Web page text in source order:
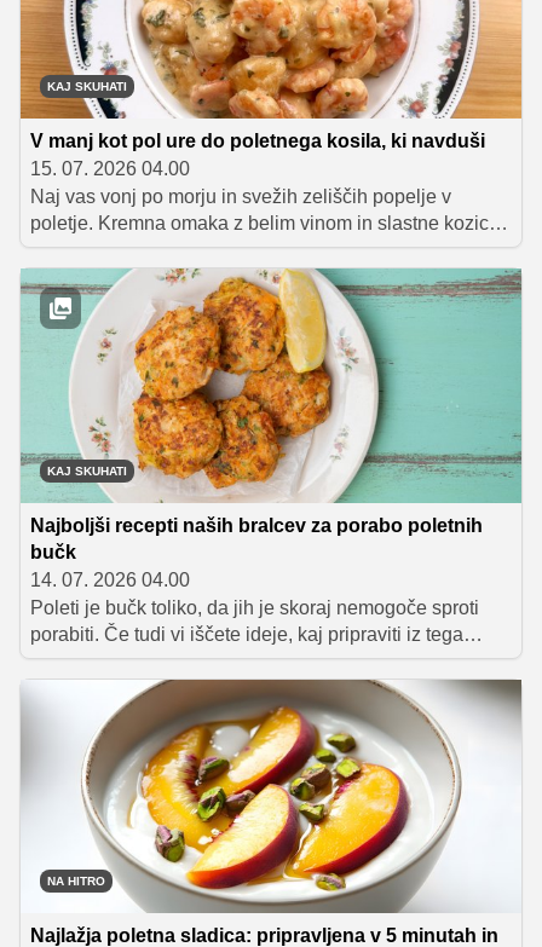
KAJ SKUHATI
V manj kot pol ure do poletnega kosila, ki navduši
15. 07. 2026 04.00
Naj vas vonj po morju in svežih zeliščih popelje v
poletje. Kremna omaka z belim vinom in slastne kozice
ustvarijo popolno harmonijo okusov. To je tisto popolno
kosilo, ob katerem boste z veseljem pomazali celo
ponev do zadnje kapljice!
KAJ SKUHATI
Najboljši recepti naših bralcev za porabo poletnih
bučk
14. 07. 2026 04.00
Poleti je bučk toliko, da jih je skoraj nemogoče sproti
porabiti. Če tudi vi iščete ideje, kaj pripraviti iz tega
vsestranskega poletnega pridelka, ste na pravem mestu.
Zbrali smo pet priljubljenih receptov naših bralcev, ki
dokazujejo, da so bučke odlična osnova za okusna
kosila in večerje.
NA HITRO
Najlažja poletna sladica: pripravljena v 5 minutah in